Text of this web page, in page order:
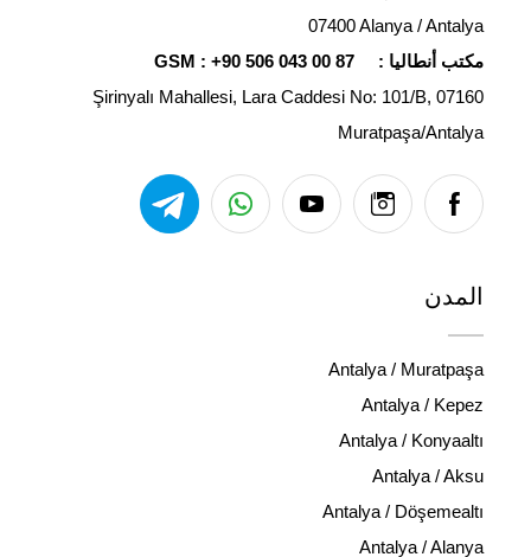
07400 Alanya / Antalya
مكتب أنطاليا :
GSM : +90 506 043 00 87
Şirinyalı Mahallesi, Lara Caddesi No: 101/B, 07160
Muratpaşa/Antalya
المدن
Antalya / Muratpaşa
Antalya / Kepez
Antalya / Konyaaltı
Antalya / Aksu
Antalya / Döşemealtı
Antalya / Alanya